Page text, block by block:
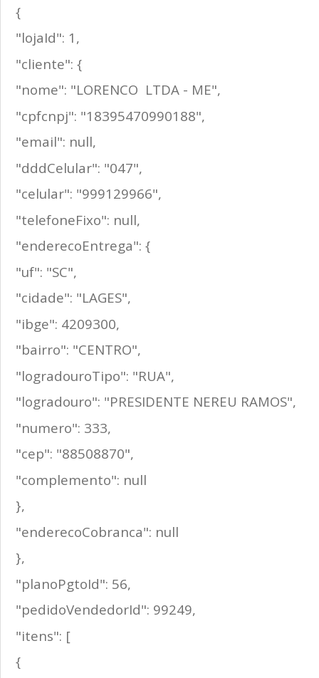
{
"lojaId": 1,
"cliente": {
"nome": "LORENCO LTDA - ME",
"cpfcnpj": "18395470990188",
"email": null,
"dddCelular": "047",
"celular": "999129966",
"telefoneFixo": null,
"enderecoEntrega": {
"uf": "SC",
"cidade": "LAGES",
"ibge": 4209300,
"bairro": "CENTRO",
"logradouroTipo": "RUA",
"logradouro": "PRESIDENTE NEREU RAMOS",
"numero": 333,
"cep": "88508870",
"complemento": null
},
"enderecoCobranca": null
},
"planoPgtoId": 56,
"pedidoVendedorId": 99249,
"itens": [
{